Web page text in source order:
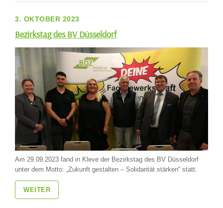
3. OKTOBER 2023
Bezirkstag des BV Düsseldorf
Am 29.09.2023 fand in Kleve der Bezirkstag des BV Düsseldorf
unter dem Motto: „Zukunft gestalten – Solidarität stärken“ statt.
WEITER